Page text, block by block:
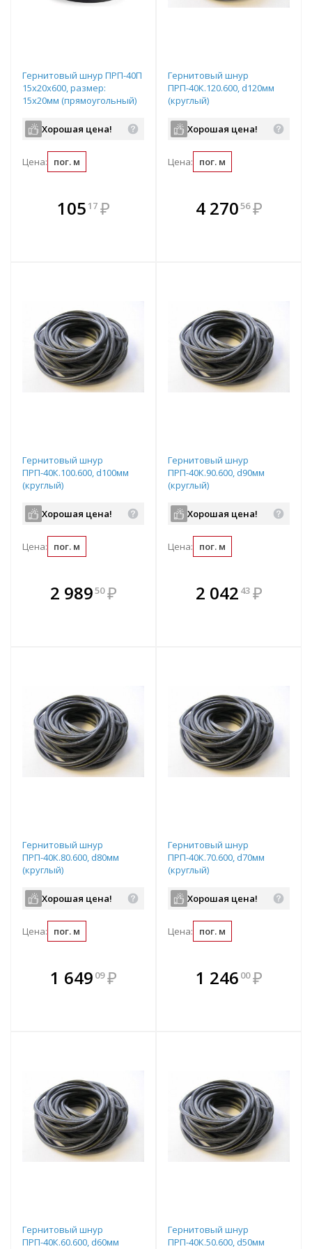
Гернитовый шнур ПРП-40П
15x20x600, размер:
15х20мм (прямоугольный)
Хорошая цена!
Цена: пог. м
105 17 ₽
В комплекте
всегда выгоднее!
Гернитовый шнур
ПРП-40К.120.600, d120мм
(круглый)
Хорошая цена!
Цена: пог. м
В комплекте
всегда выгоднее!
4 27056 ₽
Гернитовый шнур
ПРП-40К.100.600, d100мм
(круглый)
Хорошая цена!
Цена: пог. м
2 98950 ₽
В комплекте
всегда выгоднее!
Гернитовый шнур
ПРП-40К.90.600, d90мм
(круглый)
Хорошая цена!
Цена: пог. м
В комплекте
всегда выгоднее!
2 042 43 ₽
Гернитовый шнур
ПРП-40К.80.600, d80мм
(круглый)
Хорошая цена!
Цена: пог. м
1 649 09 ₽
В комплекте
всегда выгоднее!
Гернитовый шнур
ПРП-40К.70.600, d70мм
(круглый)
Хорошая цена!
Цена: пог. м
В комплекте
всегда выгоднее!
1 246 00 ₽
Гернитовый шнур
ПРП-40К.60.600, d60мм
Гернитовый шнур
ПРП-40К.50.600, d50мм